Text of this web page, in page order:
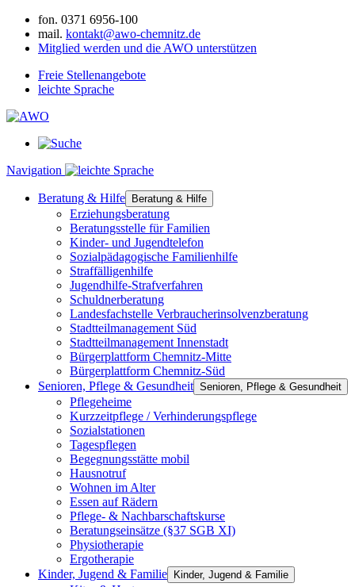
fon. 0371 6956-100
mail. kontakt@awo-chemnitz.de
Mitglied werden und die AWO unterstützen
Freie Stellenangebote
leichte Sprache
Navigation
Beratung & Hilfe Beratung & Hilfe
Erziehungsberatung
Beratungsstelle für Familien
Kinder- und Jugendtelefon
Sozialpädagogische Familienhilfe
Straffälligenhilfe
Jugendhilfe-Strafverfahren
Schuldnerberatung
Landesfachstelle Verbraucherinsolvenzberatung
Stadtteilmanagement Süd
Stadtteilmanagement Innenstadt
Bürgerplattform Chemnitz-Mitte
Bürgerplattform Chemnitz-Süd
Senioren, Pflege & Gesundheit Senioren, Pflege & Gesundheit
Pflegeheime
Kurzzeitpflege / Verhinderungspflege
Sozialstationen
Tagespflegen
Begegnungsstätte mobil
Hausnotruf
Wohnen im Alter
Essen auf Rädern
Pflege- & Nachbarschaftskurse
Beratungseinsätze (§37 SGB XI)
Physiotherapie
Ergotherapie
Kinder, Jugend & Familie
Kinder, Jugend & Familie